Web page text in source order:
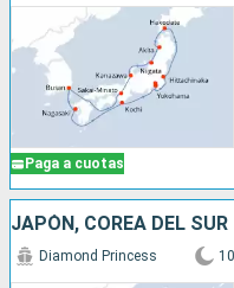
Paga a cuotas
JAPÓN, COREA DEL SUR
Diamond Princess